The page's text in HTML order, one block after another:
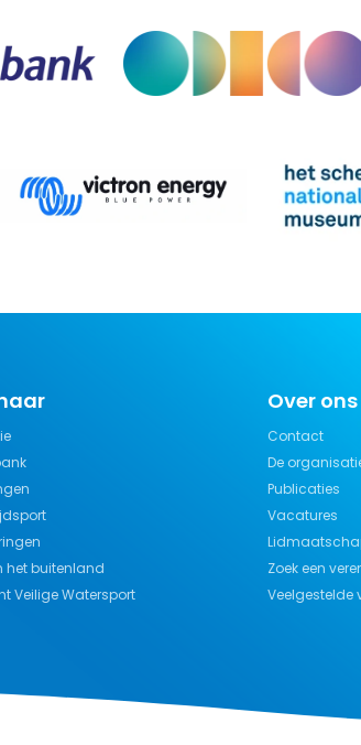
het buitenland
Veilige Watersport
Over ons
Contact
De
Publicaties
Vacatures
Zoek een
Veelgestelde